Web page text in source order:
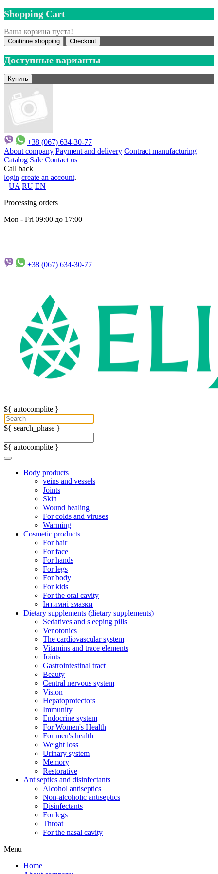
Shopping Cart
Ваша корзина пуста!
Continue shopping Checkout
Доступные варианты
+38 (067) 634-30-77
About company Payment and delivery Contract manufacturing
Catalog Sale Contact us
Call back
login create an account.
UA RU EN
Processing orders
Mon - Fri 09:00 до 17:00
+38 (067) 634-30-77
${ autocomplite }
${ search_phase }
${ autocomplite }
Body products
veins and vessels
Joints
Skin
Wound healing
For colds and viruses
Warming
Cosmetic products
For hair
For face
For hands
For legs
For body
For kids
For the oral cavity
Інтимні змазки
Dietary supplements (dietary supplements)
Sedatives and sleeping pills
Venotonics
The cardiovascular system
Vitamins and trace elements
Joints
Gastrointestinal tract
Beauty
Central nervous system
Vision
Hepatoprotectors
Immunity
Endocrine system
For Women's Health
For men's health
Weight loss
Urinary system
Memory
Restorative
Antiseptics and disinfectants
Alcohol antiseptics
Non-alcoholic antiseptics
Disinfectants
For legs
Throat
For the nasal cavity
Menu
Home